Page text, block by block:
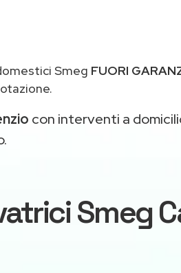
Smeg FUORI
con interventi a
Smeg